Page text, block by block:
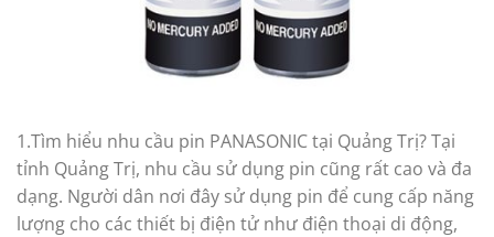
1.Tìm hiểu nhu cầu pin PANASONIC tại Quảng Trị? Tại
tỉnh Quảng Trị, nhu cầu sử dụng pin cũng rất cao và đa
dạng. Người dân nơi đây sử dụng pin để cung cấp năng
lượng cho các thiết bị điện tử như điện thoại di động,